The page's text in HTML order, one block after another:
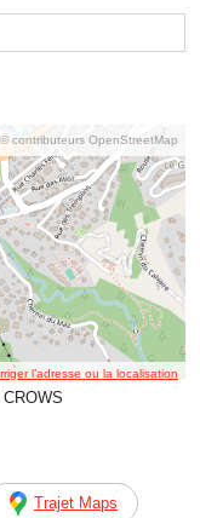
© contributeurs OpenStreetMap
l’adresse ou la localisation
Trajet Maps